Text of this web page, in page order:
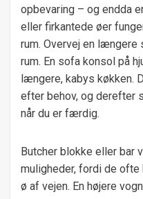
opbevaring – og endda
eller firkantede øer
rum. Overvej en
rum. En sofa konsol på
længere, kabys køkken.
efter behov, og derefter
når du er færdig.
Butcher blokke eller bar
muligheder, fordi de ofte
ø af vejen. En højere